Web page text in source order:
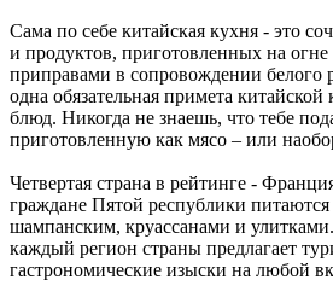
Сама по себе китайская кухня - это
и продуктов, приготовленных на
приправами в сопровождении
одна обязательная примета китайской
блюд. Никогда не знаешь, что тебе
приготовленную как мясо – или
Четвертая страна в рейтинге -
граждане Пятой республики
шампанским, круассанами и
каждый регион страны предлагает
гастрономические изыски на любой